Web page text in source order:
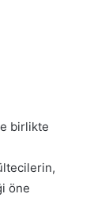
birlikte
öne